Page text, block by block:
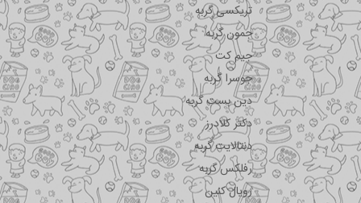
تریکسی گربه
جمون گربه
جیم کت
جوسرا گربه
دین بست گربه
دکتر کلادرز
دنتالایت گربه
رفلکس گربه
رویال کنین